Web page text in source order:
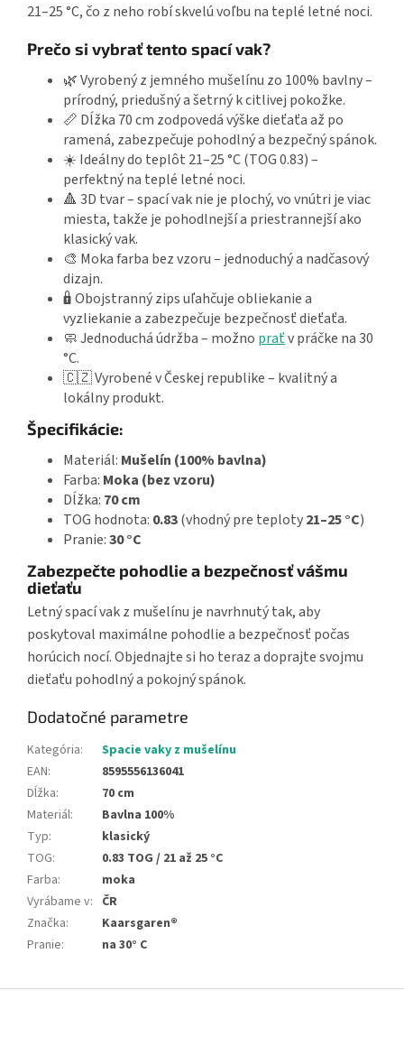
21–25 °C, čo z neho robí skvelú voľbu na teplé letné noci.
Prečo si vybrať tento spací vak?
🌿 Vyrobený z jemného mušelínu zo 100% bavlny –
prírodný, priedušný a šetrný k citlivej pokožke.
📏 Dĺžka 70 cm zodpovedá výške dieťaťa až po
ramená, zabezpečuje pohodlný a bezpečný spánok.
☀️ Ideálny do teplôt 21–25 °C (TOG 0.83) –
perfektný na teplé letné noci.
🔺 3D tvar – spací vak nie je plochý, vo vnútri je viac
miesta, takže je pohodlnejší a priestrannejší ako
klasický vak.
🎨 Moka farba bez vzoru – jednoduchý a nadčasový
dizajn.
🔒 Obojstranný zips uľahčuje obliekanie a
vyzliekanie a zabezpečuje bezpečnosť dieťaťa.
🧼 Jednoduchá údržba – možno praťv práčke na 30
°C.
🇨🇿 Vyrobené v Českej republike – kvalitný a
lokálny produkt.
Špecifikácie:
Materiál: Mušelín (100% bavlna)
Farba: Moka (bez vzoru)
Dĺžka: 70 cm
TOG hodnota: 0.83(vhodný pre teploty21–25 °C)
Pranie:30 °C
Zabezpečte pohodlie a bezpečnosť vášmu
dieťaťu
Letný spací vak z mušelínu je navrhnutý tak, aby
poskytoval maximálne pohodlie a bezpečnosť počas
horúcich nocí. Objednajte si ho teraz a doprajte svojmu
dieťaťu pohodlný a pokojný spánok.
Dodatočné parametre
Kategória:
Spacie vaky z mušelínu
EAN:
8595556136041
Dĺžka:
70 cm
Materiál:
Bavlna 100%
Typ:
klasický
TOG:
0.83 TOG / 21 až 25 °C
Farba:
moka
Vyrábame v: ČR
Značka:
Kaarsgaren®
Pranie: na 30° C